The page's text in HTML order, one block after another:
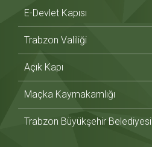
E-Devlet Kapısı
Trabzon Valiliği
Açık Kapı
Maçka Kaymakamlığı
Trabzon Büyükşehir Belediyesi